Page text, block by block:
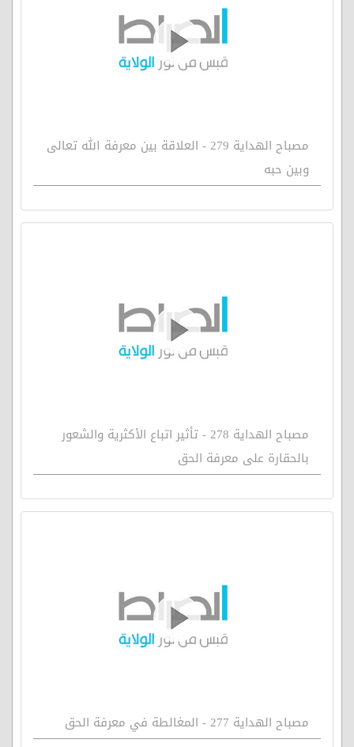
مصباح الهداية 279 - العلاقة بين معرفة الله تعالى
وبين حبه
مصباح الهداية 278 - تأثير اتباع الأكثرية والشعور
بالحقارة على معرفة الحق
مصباح الهداية 277 - المغالطة في معرفة الحق